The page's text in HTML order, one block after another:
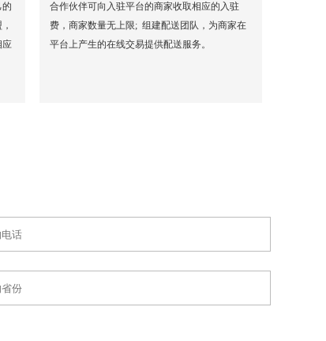
应
合作伙伴可向入驻平台的商家收取相应的入驻
费，商家数量无上限; 组建配送团队，为商家在
平台上产生的在线交易提供配送服务。